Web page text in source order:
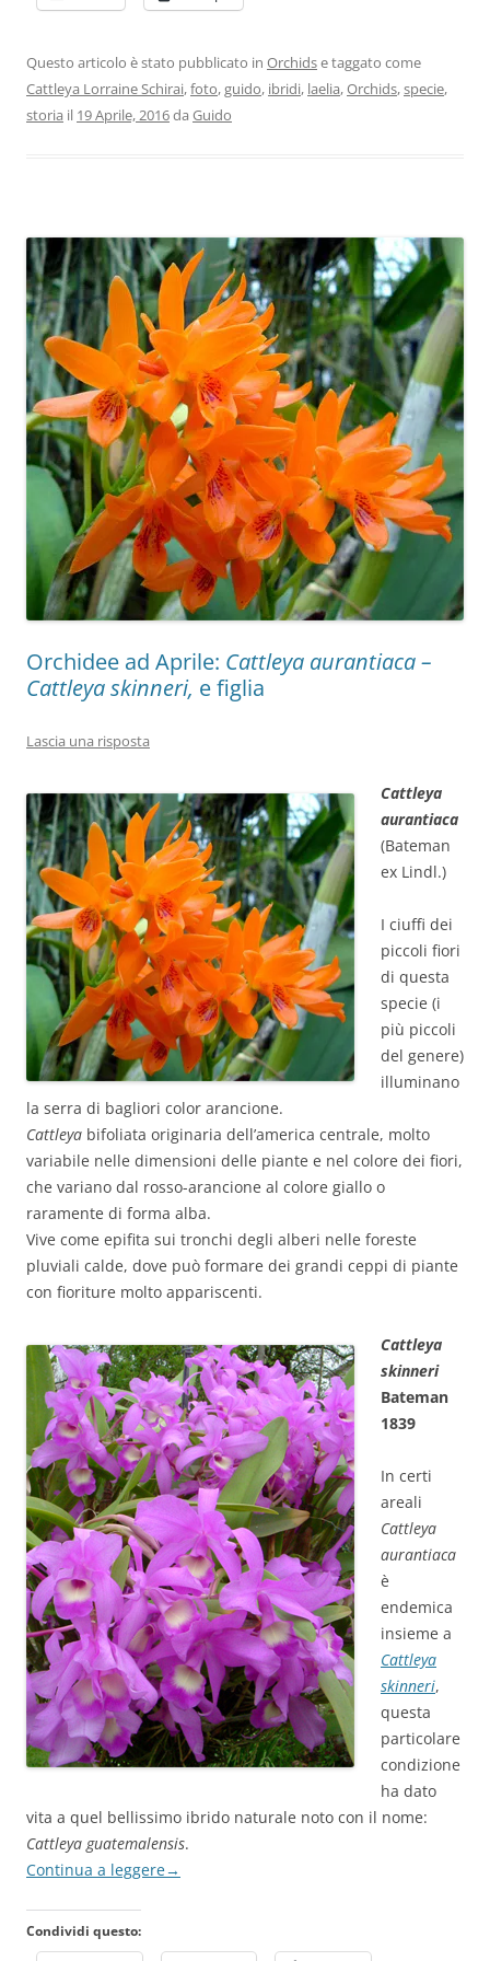
Questo articolo è stato pubblicato in Orchidse taggato come
Cattleya Lorraine Schirai,foto,guido, ibridi, laelia,Orchids,specie,
storia il 19 Aprile, 2016da Guido
Orchidee ad Aprile: Cattleya aurantiaca –
Cattleya skinneri, e figlia
Lascia una risposta
Cattleya
aurantiaca
(Bateman
ex Lindl.)
I ciuffi dei
piccoli fiori
di questa
specie (i
più piccoli
del genere)
illuminano
la serra di bagliori color arancione.
Cattleya bifoliata originaria dell’america centrale, molto
variabile nelle dimensioni delle piante e nel colore dei fiori,
che variano dal rosso-arancione al colore giallo o
raramente di forma alba.
Vive come epifita sui tronchi degli alberi nelle foreste
pluviali calde, dove può formare dei grandi ceppi di piante
con fioriture molto appariscenti.
Cattleya
skinneri
Bateman
1839
In certi
areali
Cattleya
aurantiaca
è
endemica
insieme a
Cattleya
skinneri,
questa
particolare
condizione
ha dato
vita a quel bellissimo ibrido naturale noto con il nome:
Cattleya guatemalensis.
Continua a leggere→
Condividi questo: